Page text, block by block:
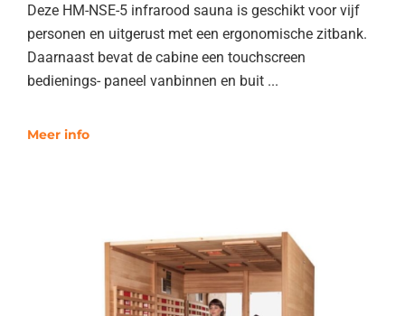
Deze HM-NSE-5 infrarood sauna is geschikt voor vijf
personen en uitgerust met een ergonomische zitbank.
Daarnaast bevat de cabine een touchscreen
bedienings- paneel vanbinnen en buit ...
Meer info